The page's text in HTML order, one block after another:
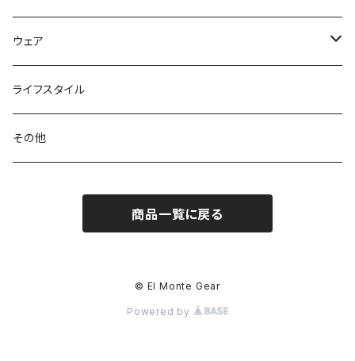
トートバッグ
パックアクセサリー
クッカー / カップ
カトラリー
ボトル
ストック
スノーシュー / アイゼン
スタッフサック
ナイフ / ツール
ウェア
トップス
ハードシェル / レインウェア
ウェアアクセサリー
ライフスタイル
その他
商品一覧に戻る
© El Monte Gear
Powered by